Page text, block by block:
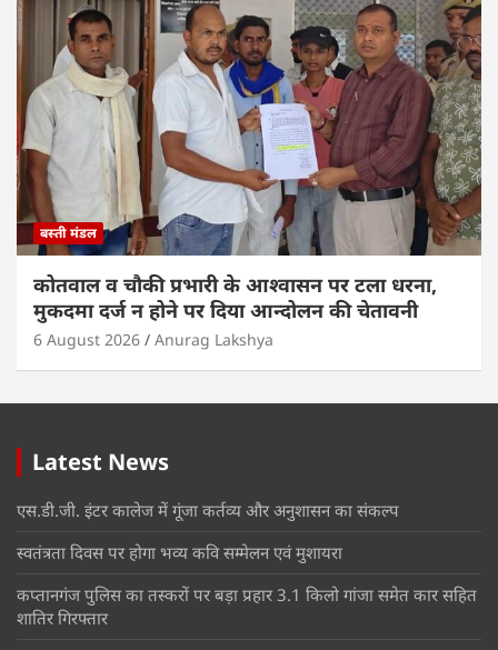
बस्ती मंडल
कोतवाल व चौकी प्रभारी के आश्वासन पर टला धरना,
मुकदमा दर्ज न होने पर दिया आन्दोलन की चेतावनी
6 August 2026 Anurag Lakshya
Latest News
एस.डी.जी. इंटर कालेज में गूंजा कर्तव्य और अनुशासन का संकल्प
स्वतंत्रता दिवस पर होगा भव्य कवि सम्मेलन एवं मुशायरा
कप्तानगंज पुलिस का तस्करों पर बड़ा प्रहार 3.1 किलो गांजा समेत कार सहित
शातिर गिरफ्तार